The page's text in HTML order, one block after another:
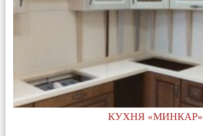
КУХНЯ «МИНКАР»